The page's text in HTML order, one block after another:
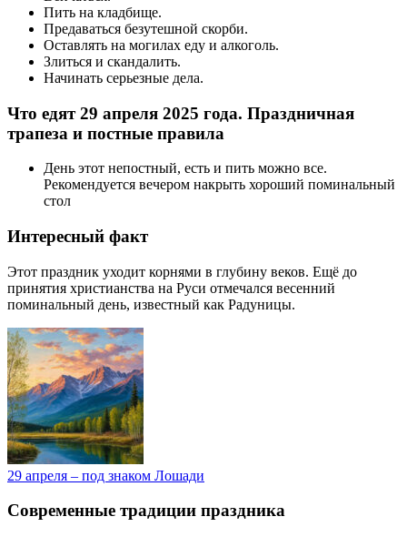
Пить на кладбище.
Предаваться безутешной скорби.
Оставлять на могилах еду и алкоголь.
Злиться и скандалить.
Начинать серьезные дела.
Что едят 29 апреля 2025 года. Праздничная
трапеза и постные правила
День этот непостный, есть и пить можно все.
Рекомендуется вечером накрыть хороший поминальный
стол
Интересный факт
Этот праздник уходит корнями в глубину веков. Ещё до
принятия христианства на Руси отмечался весенний
поминальный день, известный как Радуницы.
29 апреля – под знаком Лошади
Современные традиции праздника